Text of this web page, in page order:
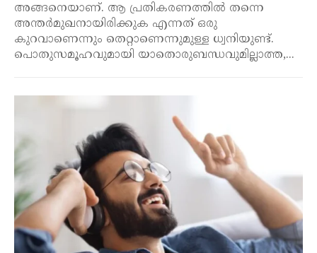
അങ്ങനെയാണ്. ആ പ്രതികരണത്തിൽ തന്നെ
അന്തർമുഖനായിരിക്കുക എന്നത് ഒരു
കുറവാണെന്നും തെറ്റാണെന്നുമുള്ള ധ്വനിയുണ്ട്.
പൊതുസമൂഹവുമായി യാതൊരുബന്ധവുമില്ലാത്ത,...